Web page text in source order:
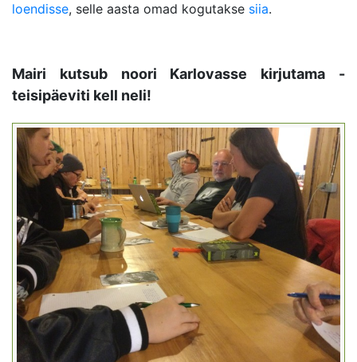
loendisse, selle aasta omad kogutakse siia.
Mairi kutsub noori Karlovasse kirjutama -
teisipäeviti kell neli!